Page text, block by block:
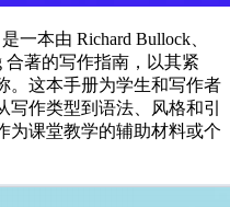
是一本由 Richard Bullock、
合著的写作指南，以其紧
。这本手册为学生和写作者
作类型到语法、风格和引
为课堂教学的辅助材料或个